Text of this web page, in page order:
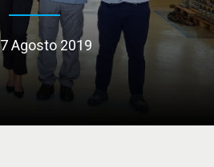
7 Agosto 2019